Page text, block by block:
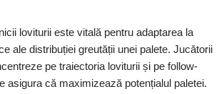
loviturii este vitală pentru adaptarea la
ale distribuției greutății unei palete. Jucătorii
pe traiectoria loviturii și pe follow-
asigura că maximizează potențialul paletei.